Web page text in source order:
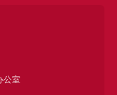
公室